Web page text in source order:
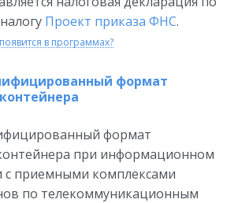
Проект приказа ФНС.
в программах?
формат
формат
при информационном
с приемными комплексами
по телекоммуникационным